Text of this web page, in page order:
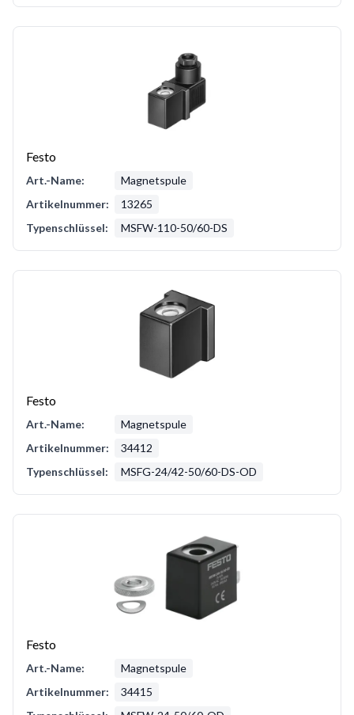
Festo
Art.-Name:
Magnetspule
Artikelnummer:
13265
Typenschlüssel:
MSFW-110-50/60-DS
Festo
Art.-Name:
Magnetspule
Artikelnummer:
34412
Typenschlüssel:
MSFG-24/42-50/60-DS-OD
Festo
Art.-Name:
Magnetspule
Artikelnummer:
34415